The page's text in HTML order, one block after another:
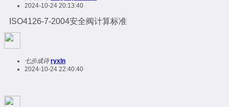
2024-10-24 20:13:40
ISO4126-7-2004安全阀计算标准
七步成诗 ryxln
2024-10-24 22:40:40